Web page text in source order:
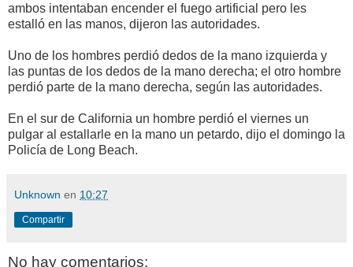
ambos intentaban encender el fuego artificial pero les
estalló en las manos, dijeron las autoridades.
Uno de los hombres perdió dedos de la mano izquierda y
las puntas de los dedos de la mano derecha; el otro hombre
perdió parte de la mano derecha, según las autoridades.
En el sur de California un hombre perdió el viernes un
pulgar al estallarle en la mano un petardo, dijo el domingo la
Policía de Long Beach.
Unknown en 10:27
Compartir
No hay comentarios: